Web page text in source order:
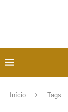
Início Tags